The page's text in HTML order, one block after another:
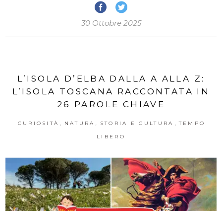
30 Ottobre 2025
L’ISOLA D’ELBA DALLA A ALLA Z:
L’ISOLA TOSCANA RACCONTATA IN
26 PAROLE CHIAVE
CURIOSITÀ , NATURA , STORIA E CULTURA , TEMPO
LIBERO